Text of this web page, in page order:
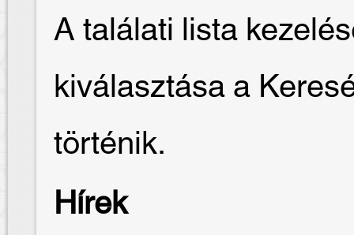
A találati lista
kiválasztása a
történik.
Hírek